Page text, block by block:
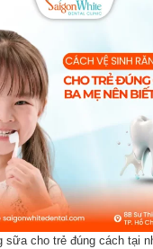
sữa cho trẻ đúng cách tại